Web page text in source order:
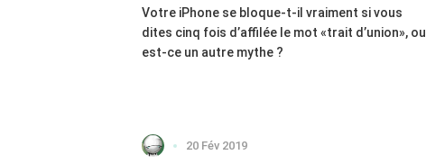
Votre iPhone se bloque-t-il vraiment si vous
dites cinq fois d’affilée le mot «trait d’union», ou
est-ce un autre mythe ?
20 Fév 2019